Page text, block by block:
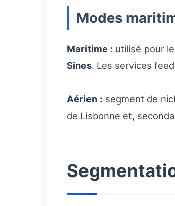
Modes
Maritime :utilisé pour
Sines. Les services
Aérien :segment de
de Lisbonne et,